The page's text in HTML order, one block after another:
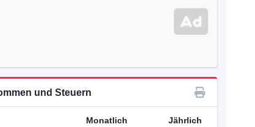
und Steuern
Monatlich Jährlich